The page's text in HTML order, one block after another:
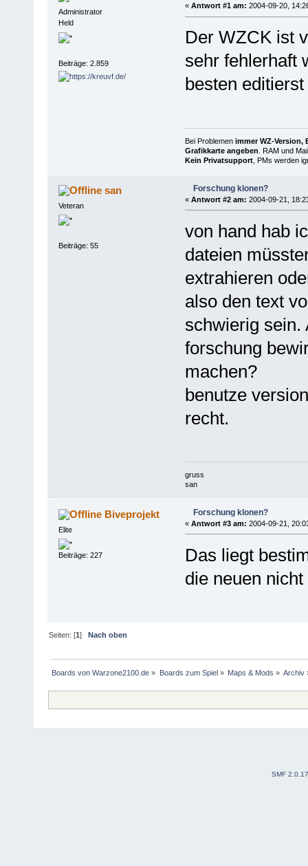
Administrator
Held
Beiträge: 2.859
« Antwort #1 am: 2004-09-20,
Der WZCK ist
sehr fehlerhaft
besten
Bei Problemen immer WZ-Version,
Grafikkarte angeben . RAM und
Kein Privatsupport, PMs werden
san
Veteran
Beiträge: 55
Forschung klonen?
« Antwort #2 am: 2004-09-21,
von hand hab
dateien
extrahieren
also den text
schwierig sein.
forschung
machen?
benutze
recht.
gruss
san
Biveprojekt
Elite
Beiträge: 227
Forschung klonen?
« Antwort #3 am: 2004-09-21,
Das liegt
die neuen
Seiten: [1]Nach oben
Boards von Warzone2100.de » Boards zum Spiel» Maps & Mods » Archiv
SMF 2.0.17